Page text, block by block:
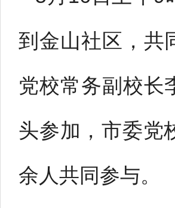
到金山社区，共
党校常务副校长
头参加，市委党
余人共同参与。